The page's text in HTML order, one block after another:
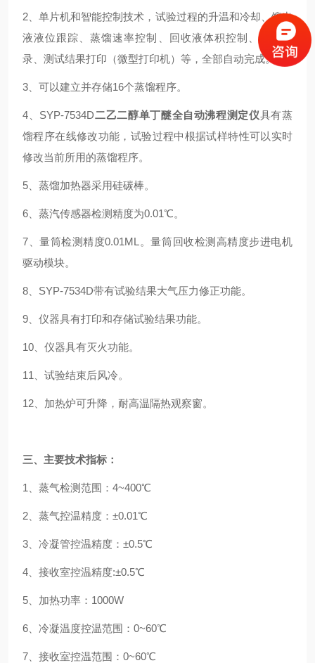
2、单片机和智能控制技术，试验过程的升温和冷却、馏出
液液位跟踪、蒸馏速率控制、回收液体积控制、温度记
录、测试结果打印（微型打印机）等，全部自动完成。
3、可以建立并存储16个蒸馏程序。
4、SYP-7534D二乙二醇单丁醚全自动沸程测定仪具有蒸
馏程序在线修改功能，试验过程中根据试样特性可以实时
修改当前所用的蒸馏程序。
5、蒸馏加热器采用硅碳棒。
6、蒸汽传感器检测精度为0.01℃。
7、量筒检测精度0.01ML。量筒回收检测高精度步进电机
驱动模块。
8、SYP-7534D带有试验结果大气压力修正功能。
9、仪器具有打印和存储试验结果功能。
10、仪器具有灭火功能。
11、试验结束后风冷。
12、加热炉可升降，耐高温隔热观察窗。
三、主要技术指标：
1、蒸气检测范围：4~400℃
2、蒸气控温精度：±0.01℃
3、冷凝管控温精度：±0.5℃
4、接收室控温精度:±0.5℃
5、加热功率：1000W
6、冷凝温度控温范围：0~60℃
7、接收室控温范围：0~60℃